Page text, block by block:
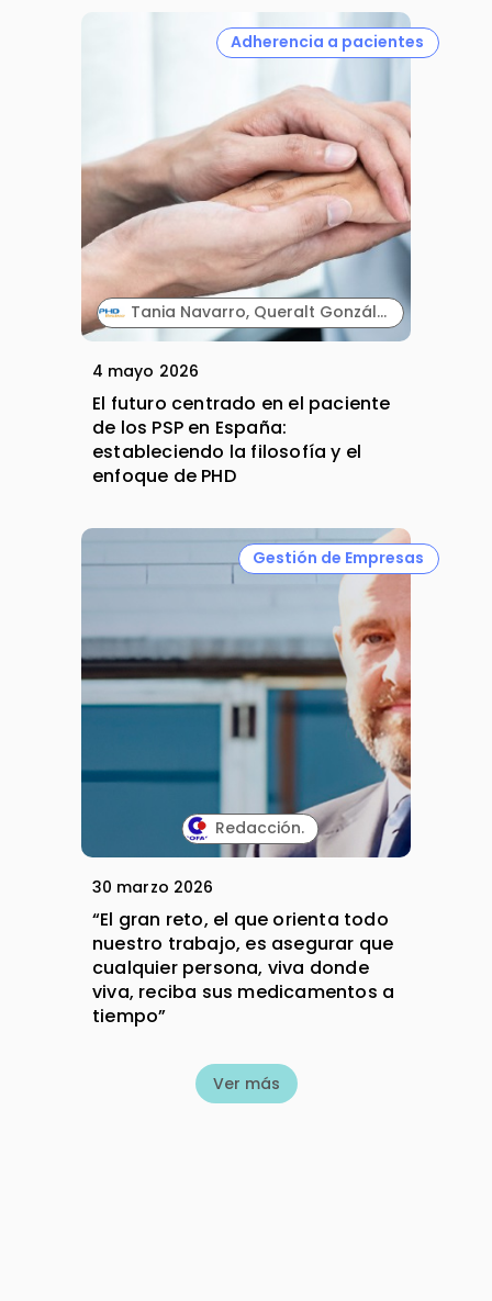
Adherencia a pacientes
Tania Navarro, Queralt González y Santiago Ros. PHD.
4 mayo 2026
El futuro centrado en el paciente
de los PSP en España:
estableciendo la filosofía y el
enfoque de PHD
Gestión de Empresas
Redacción.
30 marzo 2026
“El gran reto, el que orienta todo
nuestro trabajo, es asegurar que
cualquier persona, viva donde
viva, reciba sus medicamentos a
tiempo”
Ver más